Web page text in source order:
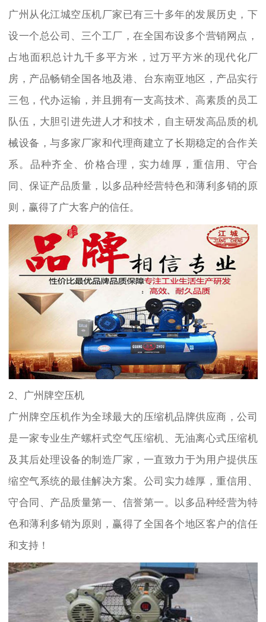
广州从化江城空压机厂家已有三十多年的发展历史，下
设一个总公司、三个工厂，在全国布设多个营销网点，
占地面积总计九千多平方米，过万平方米的现代化厂
房，产品畅销全国各地及港、台东南亚地区，产品实行
三包，代办运输，并且拥有一支高技术、高素质的员工
队伍，大胆引进先进人才和技术，自主研发高品质的机
械设备，与多家厂家和代理商建立了长期稳定的合作关
系。品种齐全、价格合理，实力雄厚，重信用、守合
同、保证产品质量，以多品种经营特色和薄利多销的原
则，赢得了广大客户的信任。
2、广州牌空压机
广州牌空压机作为全球最大的压缩机品牌供应商，公司
是一家专业生产螺杆式空气压缩机、无油离心式压缩机
及其后处理设备的制造厂家，一直致力于为用户提供压
缩空气系统的最佳解决方案。公司实力雄厚，重信用、
守合同、产品质量第一、信誉第一。以多品种经营为特
色和薄利多销为原则，赢得了全国各个地区客户的信任
和支持！